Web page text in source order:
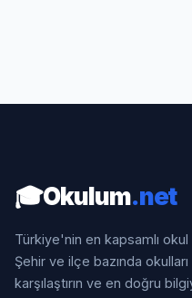
🎓Okulum.net
Türkiye'nin en kapsamlı okul
Şehir ve ilçe bazında
karşılaştırın ve en doğru